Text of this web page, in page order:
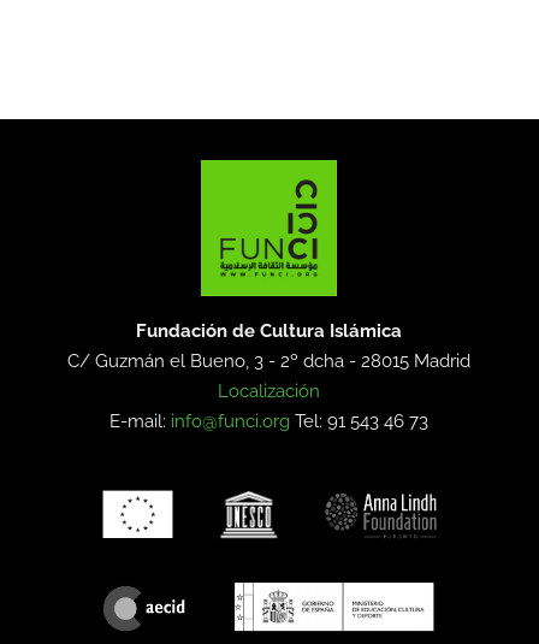
Fundación de Cultura Islámica
C/ Guzmán el Bueno, 3 - 2º dcha -28015 Madrid
Localización
E-mail: info@funci.org Tel: 91 543 46 73